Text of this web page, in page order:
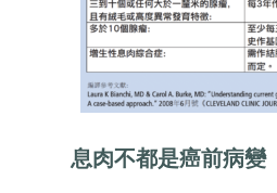
息肉不都是癌前病變